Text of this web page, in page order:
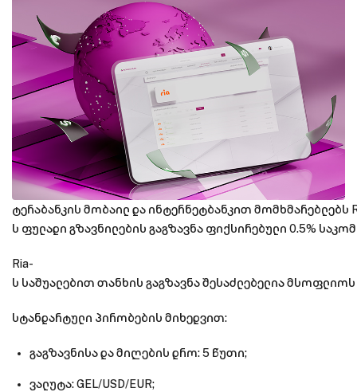
ტერაბანკის მობაილ და ინტერნეტბანკით მომხმარებლებს
ს ფულადი გზავნილების გაგზავნა ფიქსირებული 0.5%
Ria-
ს საშუალებით თანხის გაგზავნა შესაძლებელია
სტანდარტული პირობების მიხედვით:
გაგზავნისა და მიღების დრო: 5 წუთი;
ვალუტა: GEL/USD/EUR;